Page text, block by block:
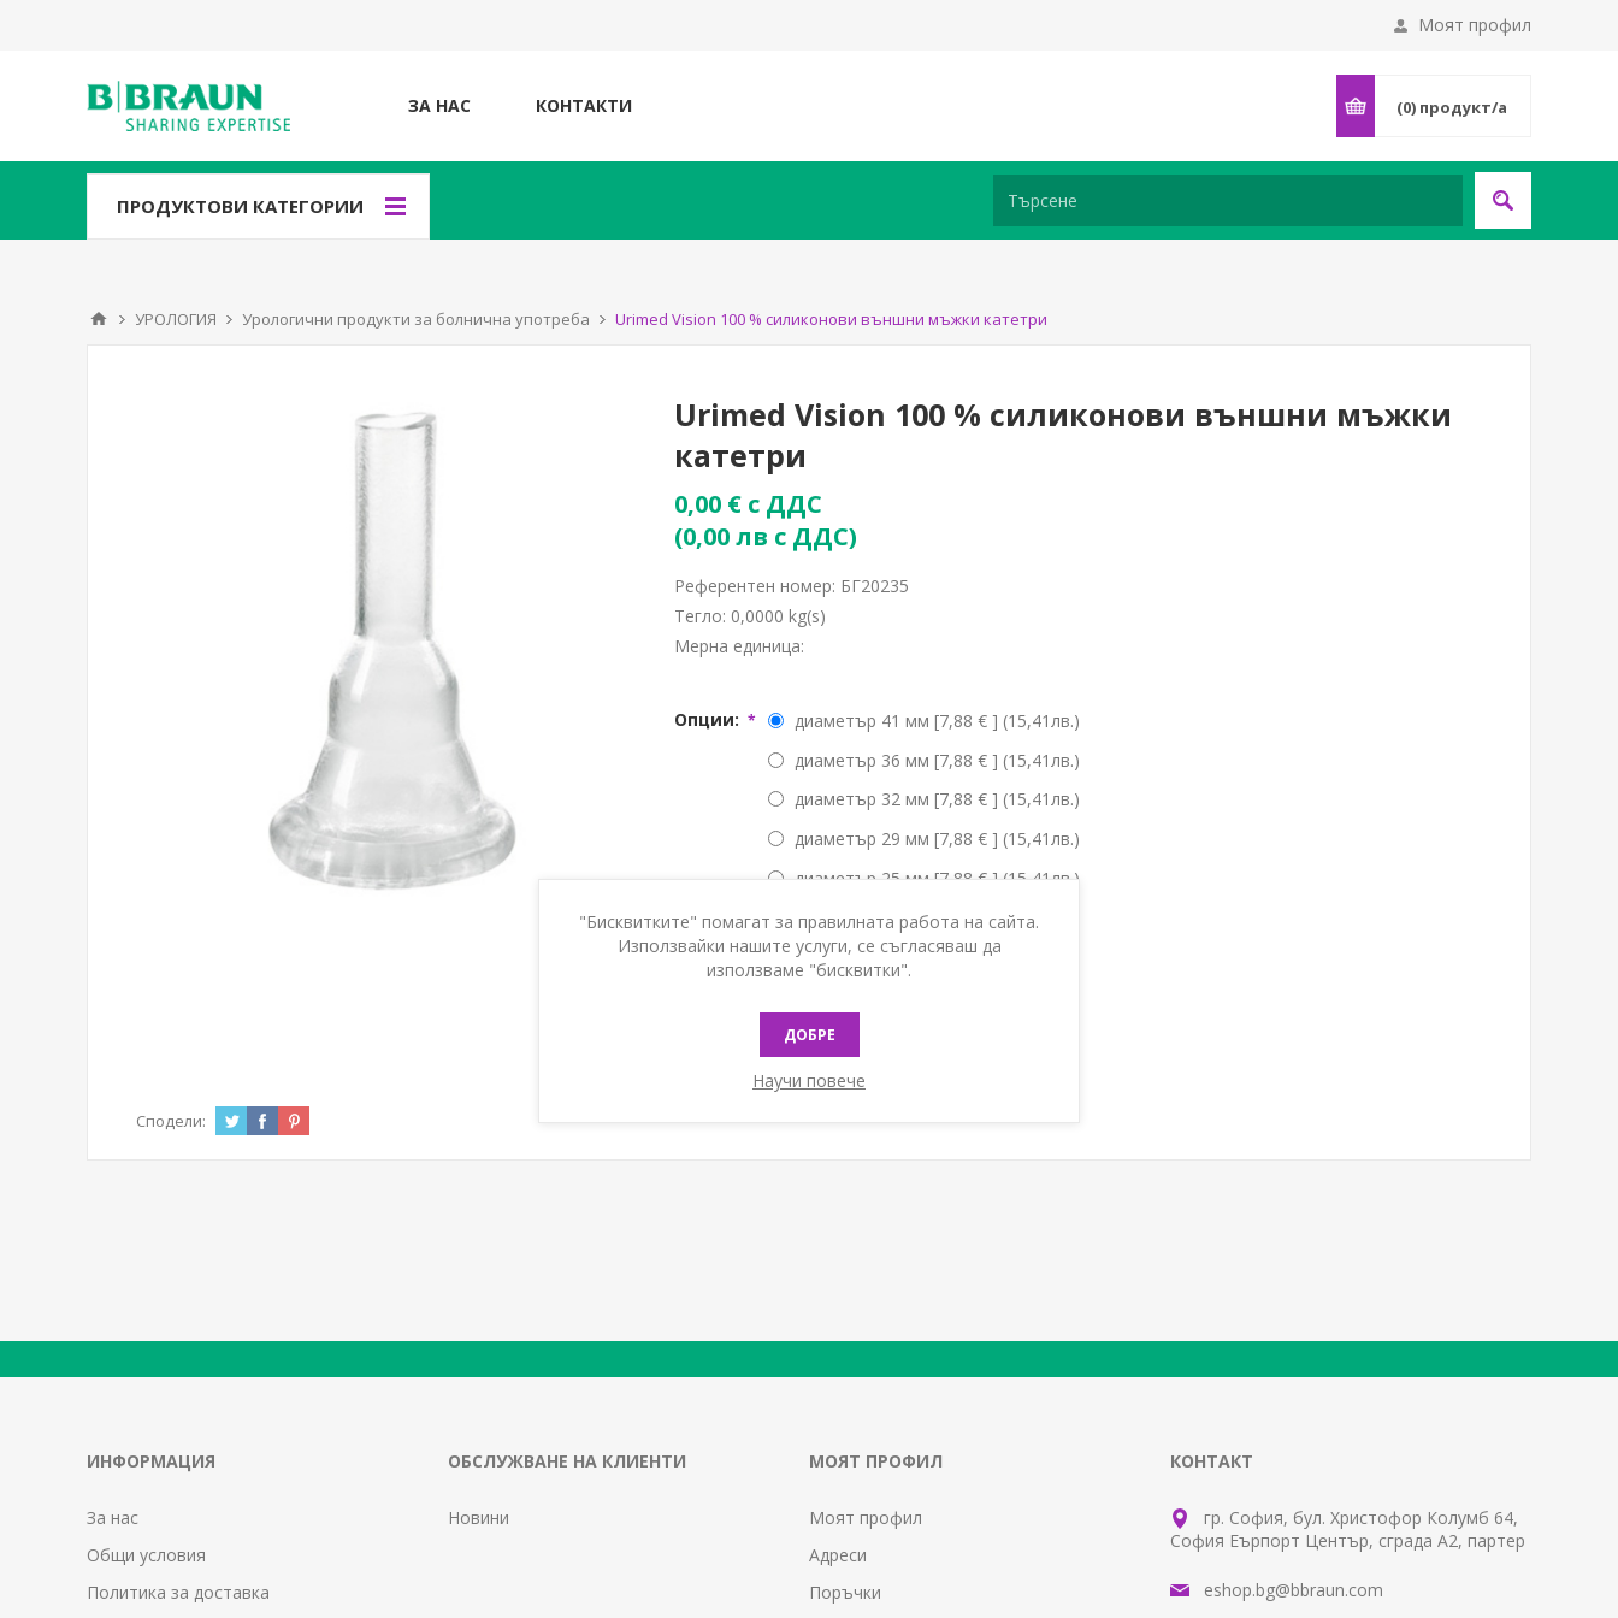
Моят профил
ЗА НАС КОНТАКТИ (0) продукт/а
ПРОДУКТОВИ КАТЕГОРИИ
УРОЛОГИЯ Урологични продукти за болнична употреба Urimed Vision 100 % силиконови външни мъжки катетри
Urimed Vision 100 % силиконови външни мъжки
катетри
0,00 € с ДДС
(0,00 лв с ДДС)
Референтен номер: БГ20235
Тегло: 0,0000 kg(s)
Мерна единица:
Опции: *
диаметър 41 мм [7,88 € ] (15,41лв.)
диаметър 36 мм [7,88 € ] (15,41лв.)
диаметър 32 мм [7,88 € ] (15,41лв.)
диаметър 29 мм [7,88 € ] (15,41лв.)
диаметър 25 мм [7,88 € ] (15,41лв.)
Наличност: В наличност
КУПИ
Сподели:
ИНФОРМАЦИЯ
За нас
Общи условия
Политика за доставка
ОБСЛУЖВАНЕ НА КЛИЕНТИ
Новини
МОЯТ ПРОФИЛ
Моят профил
Адреси
Поръчки
КОНТАКТ
гр. София, бул. Христофор Колумб 64,
София Еърпорт Център, сграда А2, партер
eshop.bg@bbraun.com
"Бисквитките" помагат за правилната работа на сайта.
Използвайки нашите услуги, се съгласяваш да
използваме "бисквитки".
ДОБРЕ
Научи повече